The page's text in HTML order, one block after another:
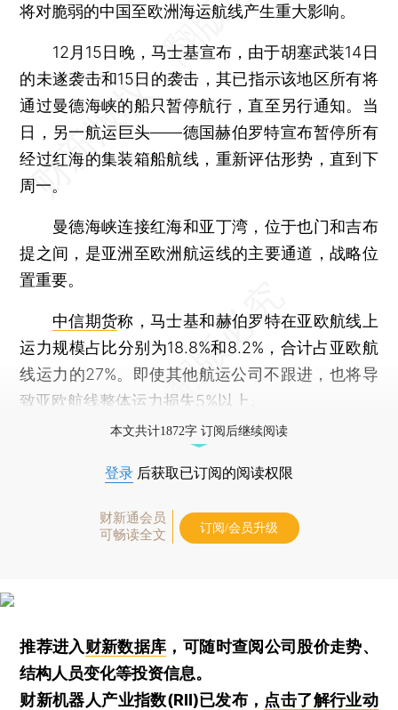
将对脆弱的中国至欧洲海运航线产生重大影响。
12月15日晚，马士基宣布，由于胡塞武装14日
的未遂袭击和15日的袭击，其已指示该地区所有将
通过曼德海峡的船只暂停航行，直至另行通知。当
日，另一航运巨头——德国赫伯罗特宣布暂停所有
经过红海的集装箱船航线，重新评估形势，直到下
周一。
曼德海峡连接红海和亚丁湾，位于也门和吉布
提之间，是亚洲至欧洲航运线的主要通道，战略位
置重要。
中信期货称，马士基和赫伯罗特在亚欧航线上
运力规模占比分别为18.8%和8.2%，合计占亚欧航
线运力的27%。即使其他航运公司不跟进，也将导
致亚欧航线整体运力损失5%以上。
本文共计1872字 订阅后继续阅读
登录 后获取已订阅的阅读权限
财新通会员
可畅读全文
订阅/会员升级
推荐进入财新数据库 ，可随时查阅公司股价走势、
结构人员变化等投资信息。
财新机器人产业指数(RII)已发布， 点击了解行业动